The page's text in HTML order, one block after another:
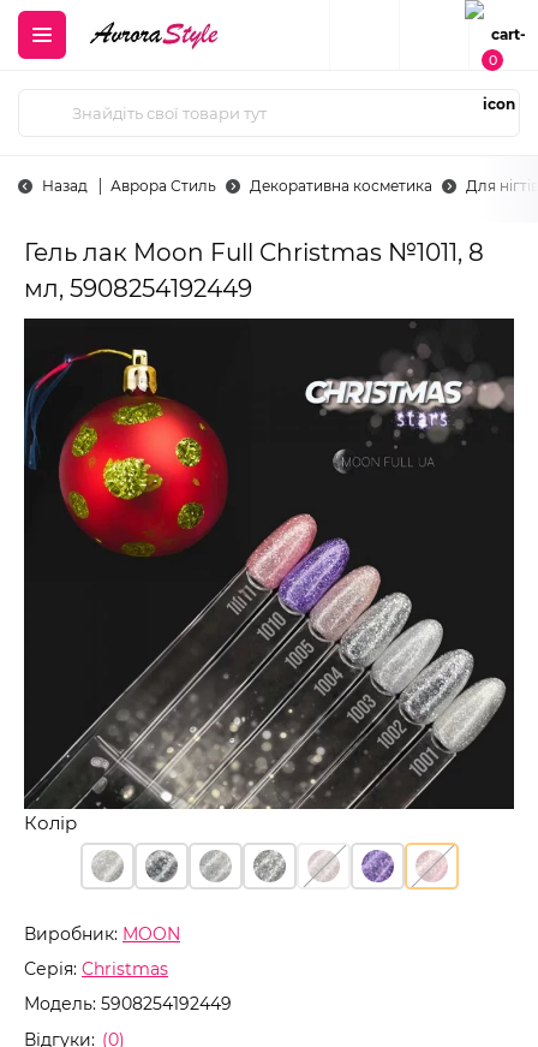
0
Назад Аврора Стиль Декоративна косметика Для нігтів
Гель лак Moon Full Christmas №1011, 8
мл, 5908254192449
Виробник: MOON
Серія: Christmas
Модель: 5908254192449
Відгуки: (0)
Колір